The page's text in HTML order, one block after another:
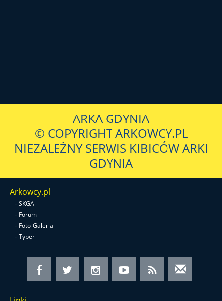
ARKA GDYNIA
© COPYRIGHT ARKOWCY.PL
NIEZALEŻNY SERWIS KIBICÓW ARKI
GDYNIA
Arkowcy.pl
- SKGA
- Forum
- Foto-Galeria
- Typer